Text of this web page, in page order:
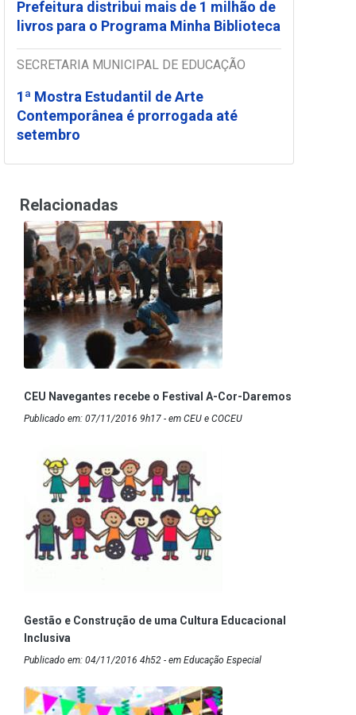
Prefeitura distribui mais de 1 milhão de
livros para o Programa Minha Biblioteca
SECRETARIA MUNICIPAL DE EDUCAÇÃO
1ª Mostra Estudantil de Arte
Contemporânea é prorrogada até
setembro
Relacionadas
CEU Navegantes recebe o Festival A-Cor-Daremos
Publicado em: 07/11/2016 9h17 - em CEU e COCEU
Gestão e Construção de uma Cultura Educacional
Inclusiva
Publicado em: 04/11/2016 4h52 - em Educação Especial